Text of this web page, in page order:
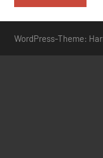
WordPress-Theme: